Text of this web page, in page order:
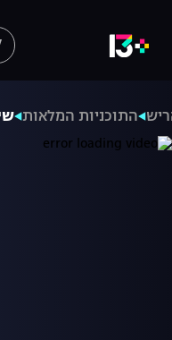
התוכניות המלאות שיחת